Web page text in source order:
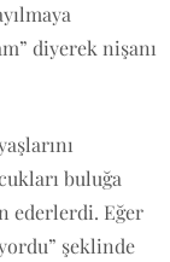
diyerek nişanı
buluğa
ederlerdi. Eğer
şeklinde